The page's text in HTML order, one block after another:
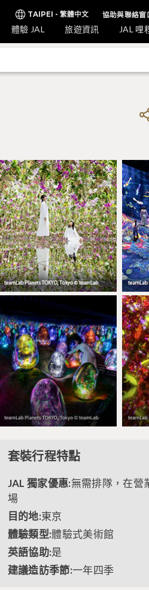
TAIPEI - 繁體中文 協助與聯絡窗
體驗 JAL 旅遊資訊 JAL 哩
套裝行程特點
JAL 獨家優惠:無需排隊，在營
場
目的地:東京
體驗類型:體驗式美術館
英語協助:是
建議造訪季節:一年四季